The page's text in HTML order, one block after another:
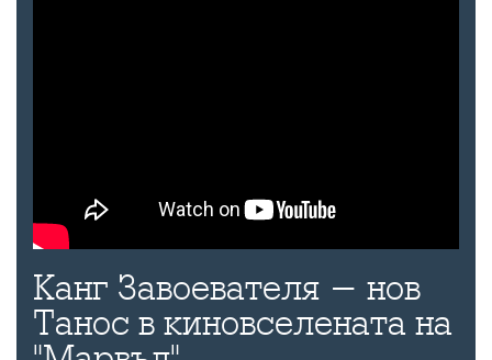
Канг Завоевателя - нов
Танос в киновселената на